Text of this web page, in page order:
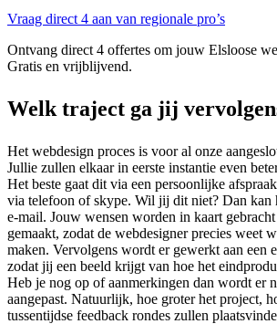
Vraag direct 4 aan van regionale pro’s
Ontvang direct 4 offertes om jouw Elsloose
Gratis en vrijblijvend.
Welk traject ga jij
Het webdesign proces is voor al onze
Jullie zullen elkaar in eerste instantie even
Het beste gaat dit via een persoonlijke
via telefoon of skype. Wil jij dit niet? Dan kan
e-mail. Jouw wensen worden in kaart
gemaakt, zodat de webdesigner precies weet
maken. Vervolgens wordt er gewerkt aan een
zodat jij een beeld krijgt van hoe het
Heb je nog op of aanmerkingen dan wordt er
aangepast. Natuurlijk, hoe groter het project,
tussentijdse feedback rondes zullen